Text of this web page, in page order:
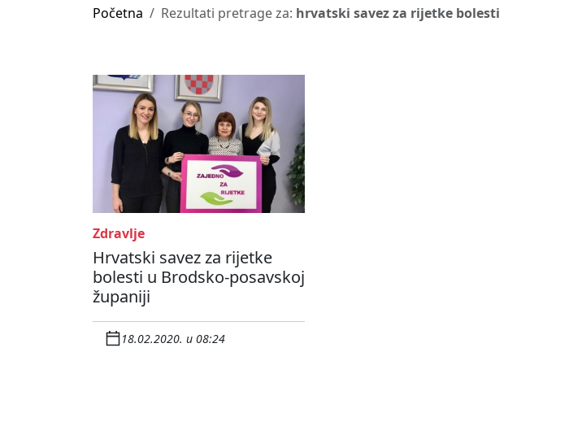
Početna Rezultati pretrage za: hrvatski savez za rijetke bolesti
Zdravlje
Hrvatski savez za rijetke
bolesti u Brodsko-posavskoj
županiji
18.02.2020. u 08:24